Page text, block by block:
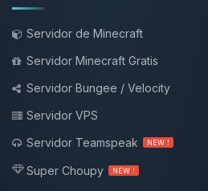
Servidor de Minecraft
Servidor Minecraft Gratis
Servidor Bungee / Velocity
Servidor VPS
Servidor Teamspeak
NEW !
Super Choupy NEW !